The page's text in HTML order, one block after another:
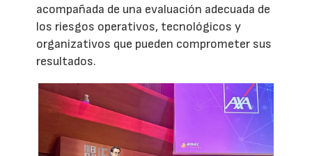
acompañada de una evaluación adecuada de
los riesgos operativos, tecnológicos y
organizativos que pueden comprometer sus
resultados.